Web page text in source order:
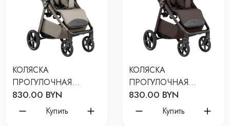
КОЛЯСКА
ПРОГУЛОЧНАЯ
CARRELLO BRAVO LITE
2026 ЦВЕТ: OAK
BEIGE CRL-5529
830.00 BYN
Купить
КОЛЯСКА
ПРОГУЛОЧНАЯ
CARRELLO BRAVO LITE
2026 ЦВЕТ: SUPREME
BROWN CRL-5529
830.00 BYN
Купить